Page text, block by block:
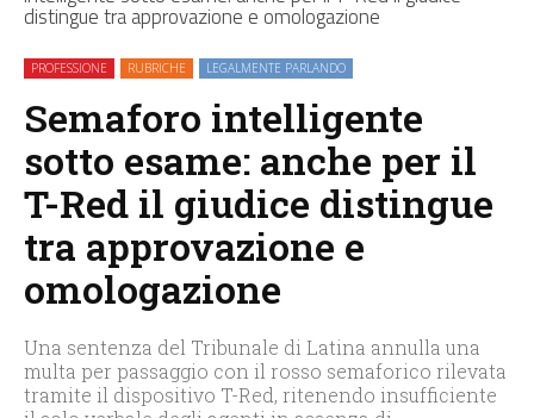
distingue tra approvazione e omologazione
PROFESSIONE RUBRICHE LEGALMENTE PARLANDO
Semaforo intelligente
sotto esame: anche per il
T-Red il giudice distingue
tra approvazione e
omologazione
Una sentenza del Tribunale di Latina annulla una
multa per passaggio con il rosso semaforico rilevata
tramite il dispositivo T-Red, ritenendo insufficiente